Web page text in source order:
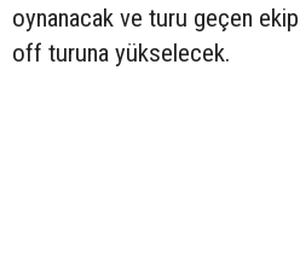
oynanacak ve turu geçen
off turuna yükselecek.